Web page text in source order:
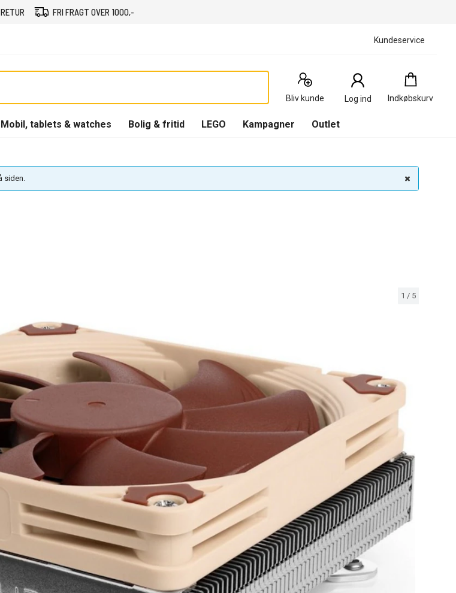
FRI FRAGT OVER 1000,-
Kundeservice
Bliv kunde Log ind Indkøbskurv
Indkøbskurv
0
Produkter
Mobil, tablets & watches Bolig & fritid LEGO Kampagner Outlet
siden.
1 / 5